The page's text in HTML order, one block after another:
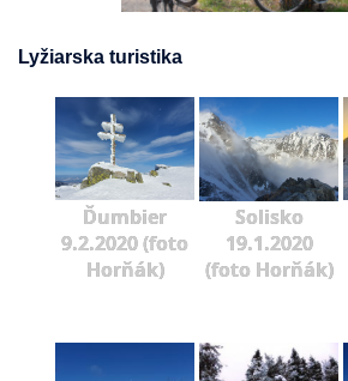
Lyžiarska turistika
Ďumbier
9.2.2020 (foto
Horňák)
Solisko
19.1.2020
(foto Horňák)